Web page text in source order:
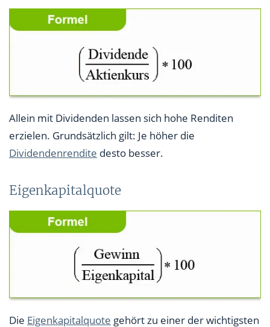
Allein mit Dividenden lassen sich hohe Renditen
erzielen. Grundsätzlich gilt: Je höher die
Dividendenrendite desto besser.
Eigenkapitalquote
Die Eigenkapitalquote gehört zu einer der wichtigsten